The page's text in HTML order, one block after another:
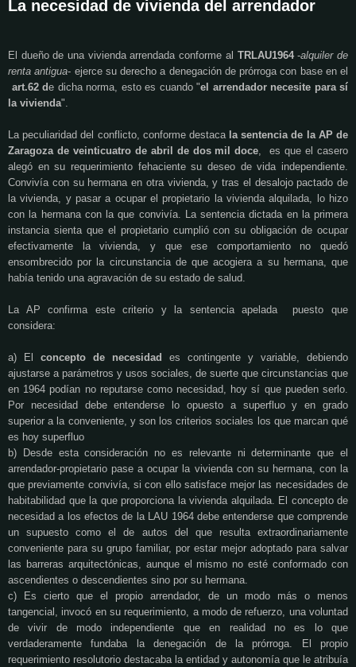
La necesidad de vivienda del arrendador
El dueño de una vivienda arrendada conforme al TRLAU1964-alquiler de
renta antigua- ejerce su derecho a denegación de prórroga con base en el
art.62 de dicha norma, esto es cuando "el arrendador necesite para sí
la vivienda".
La peculiaridad del conflicto, conforme destaca la sentencia de la AP de
Zaragoza de veinticuatro de abril de dos mil doce, es que el casero
alegó en su requerimiento fehaciente su deseo de vida independiente.
Convivía con su hermana en otra vivienda, y tras el desalojo pactado de
la vivienda, y pasar a ocupar el propietario la vivienda alquilada, lo hizo
con la hermana con la que convivía. La sentencia dictada en la primera
instancia sienta que el propietario cumplió con su obligación de ocupar
efectivamente la vivienda, y que ese comportamiento no quedó
ensombrecido por la circunstancia de que acogiera a su hermana, que
había tenido una agravación de su estado de salud.
La AP confirma este criterio y la sentencia apelada puesto que
considera:
a) El concepto de necesidad es contingente y variable, debiendo
ajustarse a parámetros y usos sociales, de suerte que circunstancias que
en 1964 podían no reputarse como necesidad, hoy sí que pueden serlo.
Por necesidad
debe entenderse lo opuesto a superfluo y en grado
superior a la conveniente, y son los criterios sociales los que marcan qué
es hoy superfluo
b) Desde esta consideración no es relevante ni determinante que el
arrendador-propietario pase a ocupar la vivienda con su hermana, con la
que previamente convivía, si con ello satisface mejor las necesidades de
habitabilidad que la que proporciona la vivienda alquilada. El concepto de
necesidad a los efectos de la LAU 1964 debe entenderse que comprende
un supuesto como el de autos del que resulta extraordinariamente
conveniente para su grupo familiar, por estar mejor adoptado para salvar
las barreras arquitectónicas, aunque el mismo no esté conformado con
ascendientes o descendientes sino por su hermana.
c) Es cierto que el propio arrendador, de un modo más o menos
tangencial, invocó en su requerimiento, a modo de refuerzo, una voluntad
de vivir de modo independiente que en realidad no es lo que
verdaderamente fundaba la denegación de la prórroga. El propio
requerimiento resolutorio destacaba la entidad y autonomía que le atribuía